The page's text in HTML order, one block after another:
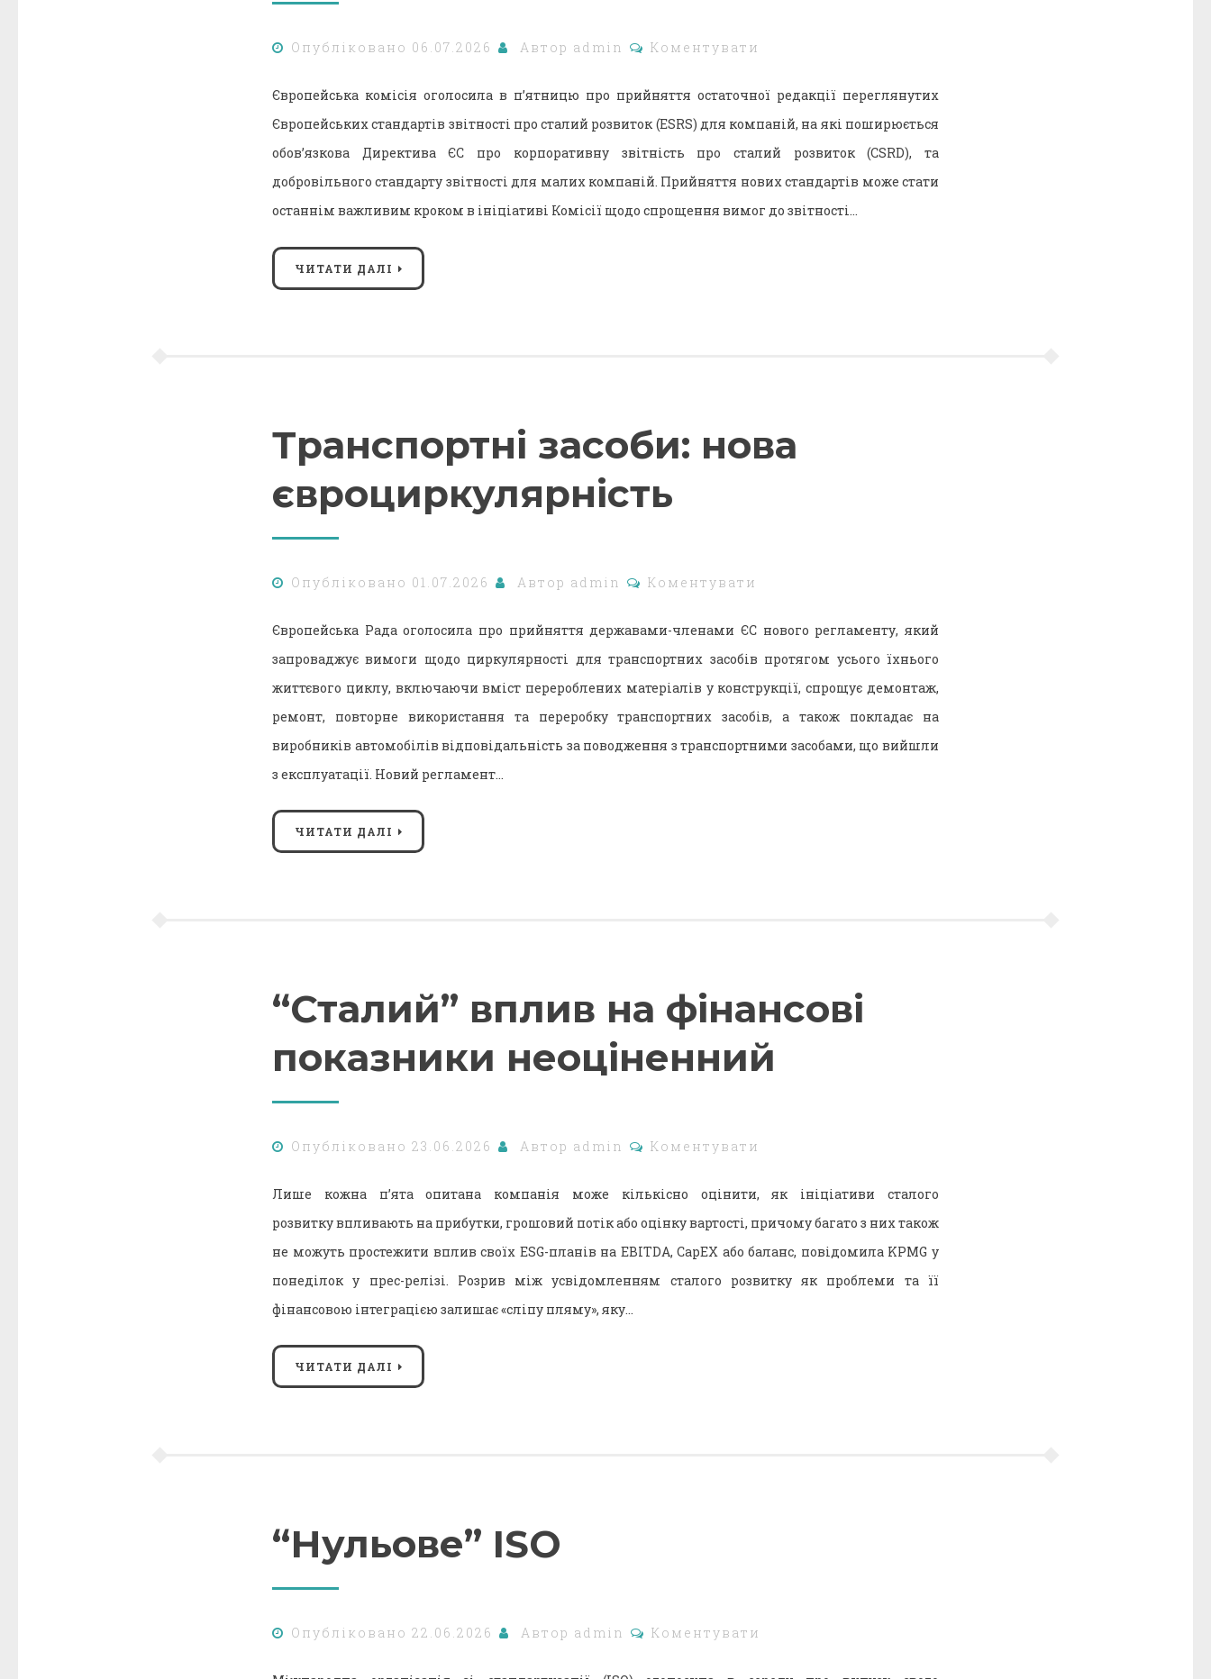
Опубліковано 06.07.2026 Автор admin Коментувати
Європейська комісія оголосила в п’ятницю про прийняття остаточної редакції переглянутих
Європейських стандартів звітності про сталий розвиток (ESRS) для компаній, на які поширюється
обов’язкова Директива ЄС про корпоративну звітність про сталий розвиток (CSRD), та
добровільного стандарту звітності для малих компаній. Прийняття нових стандартів може стати
останнім важливим кроком в ініціативі Комісії щодо спрощення вимог до звітності…
ЧИТАТИ ДАЛІ
Транспортні засоби: нова
євроциркулярність
Опубліковано 01.07.2026 Автор admin Коментувати
Європейська Рада оголосила про прийняття державами-членами ЄС нового регламенту, який
запроваджує вимоги щодо циркулярності для транспортних засобів протягом усього їхнього
життєвого циклу, включаючи вміст перероблених матеріалів у конструкції, спрощує демонтаж,
ремонт, повторне використання та переробку транспортних засобів, а також покладає на
виробників автомобілів відповідальність за поводження з транспортними засобами, що вийшли
з експлуатації. Новий регламент…
ЧИТАТИ ДАЛІ
“Сталий” вплив на фінансові
показники неоціненний
Опубліковано 23.06.2026 Автор admin Коментувати
Лише кожна п’ята опитана компанія може кількісно оцінити, як ініціативи сталого
розвитку впливають на прибутки, грошовий потік або оцінку вартості, причому багато з них також
не можуть простежити вплив своїх ESG-планів на EBITDA, CapEX або баланс, повідомила KPMG у
понеділок у прес-релізі. Розрив між усвідомленням сталого розвитку як проблеми та її
фінансовою інтеграцією залишає «сліпу пляму», яку…
ЧИТАТИ ДАЛІ
“Нульове” ISO
Опубліковано 22.06.2026 Автор admin Коментувати